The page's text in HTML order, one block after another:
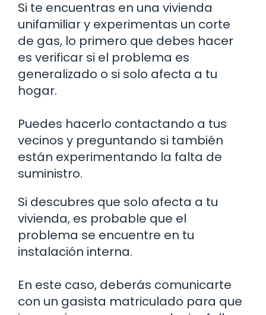
Si te encuentras en una vivienda
unifamiliar y experimentas un corte
de gas, lo primero que debes hacer
es verificar si el problema es
generalizado o si solo afecta a tu
hogar.
Puedes hacerlo contactando a tus
vecinos y preguntando si también
están experimentando la falta de
suministro.
Si descubres que solo afecta a tu
vivienda, es probable que el
problema se encuentre en tu
instalación interna.
En este caso, deberás comunicarte
con un gasista matriculado para que